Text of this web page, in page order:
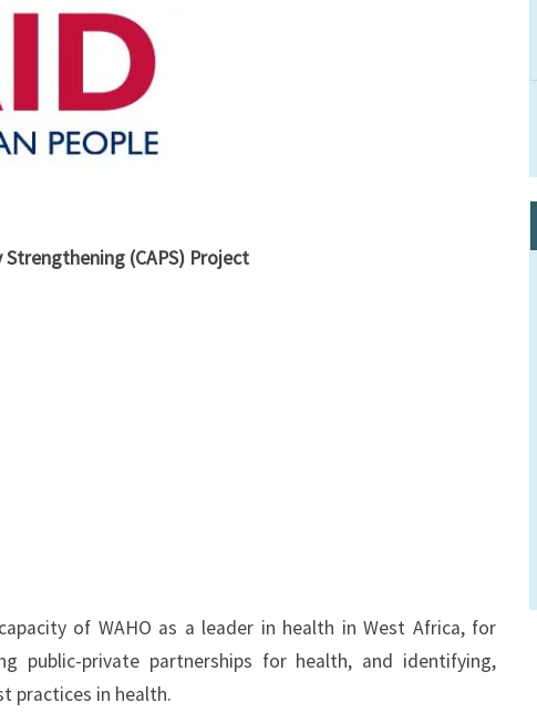
(CAPS) Project
of WAHO as a leader in health in West Africa, for
public-private partnerships for health, and identifying,
practices in health.